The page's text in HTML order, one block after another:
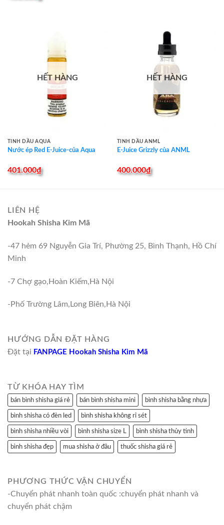
HẾT HÀNG
TINH DẦU AQUA
Nước ép Red E-Juice-của Aqua
401.000₫
HẾT HÀNG
TINH DẦU ANML
E-Juice Grizzly của ANML
400.000₫
LIÊN HỆ
Hookah Shisha Kim Mã
-47 hẻm 69 Nguyễn Gia Trí, Phường 25, Bình Thạnh, Hồ Chí
Minh
-7 Chợ gạo,Hoàn Kiếm,Hà Nội
-Phố Trường Lâm,Long Biên,Hà Nội
HƯỚNG DẪN ĐẶT HÀNG
Đặt tại FANPAGE Hookah Shisha Kim Mã
TỪ KHÓA HAY TÌM
bán bình shisha giá rẻ bán bình shisha mini bình shisha bằng nhựa
bình shisha có đèn led bình shisha không rỉ sét
bình shisha nhiều vòi bình shisha size L bình shisha thủy tinh
bình shisha đẹp mua shisha ở đâu thuốc shisha giá rẻ
PHƯƠNG THỨC VẬN CHUYỂN
-Chuyển phát nhanh toàn quốc :chuyển phát nhanh và
chuyển phát chậm